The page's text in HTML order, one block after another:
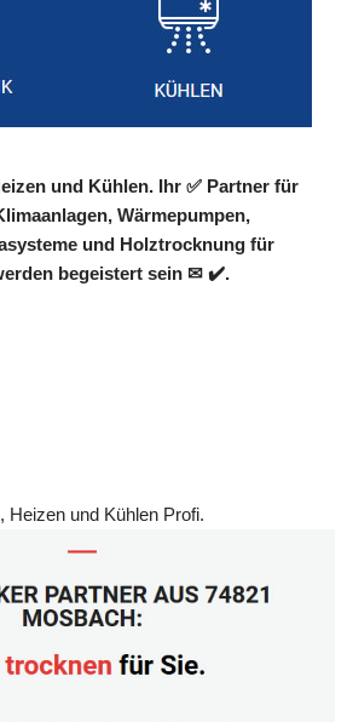
und Kühlen. Ihr ✅ Partner für
Wärmepumpen,
und Holztrocknung für
begeistert sein ✉ ✔️.
Heizen und Kühlen Profi.